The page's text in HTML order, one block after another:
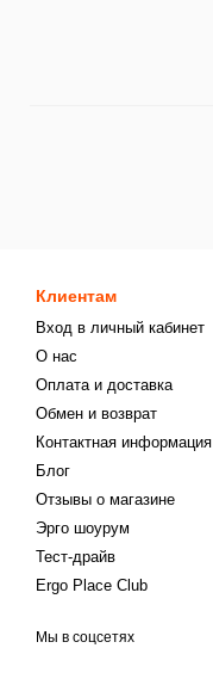
Клиентам
Вход в личный кабинет
О нас
Оплата и доставка
Обмен и возврат
Контактная информация
Блог
Отзывы о магазине
Эрго шоурум
Тест-драйв
Ergo Place Club
Мы в соцсетях